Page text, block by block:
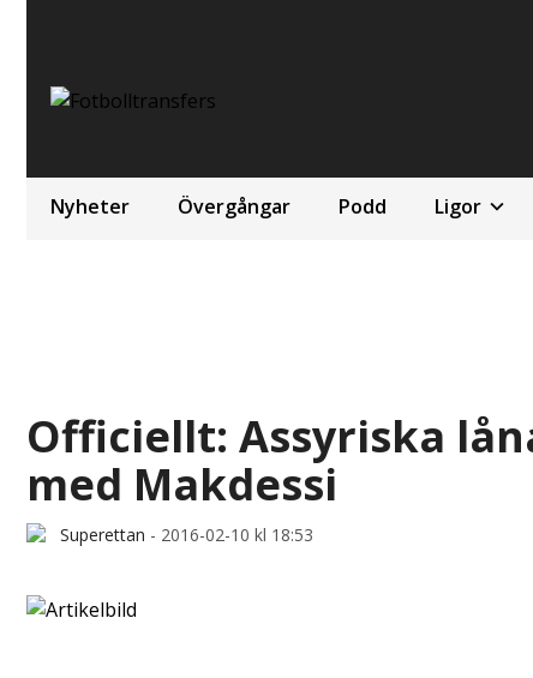
Nyheter Övergångar Podd Ligor
Officiellt: Assyriska
med Makdessi
Superettan - 2016-02-10 kl 18:53